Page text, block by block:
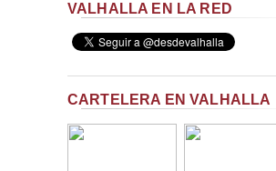
VALHALLA EN LA RED
CARTELERA EN VALHALLA